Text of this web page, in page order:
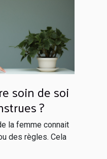
soin de soi
?
la femme connait
des règles. Cela